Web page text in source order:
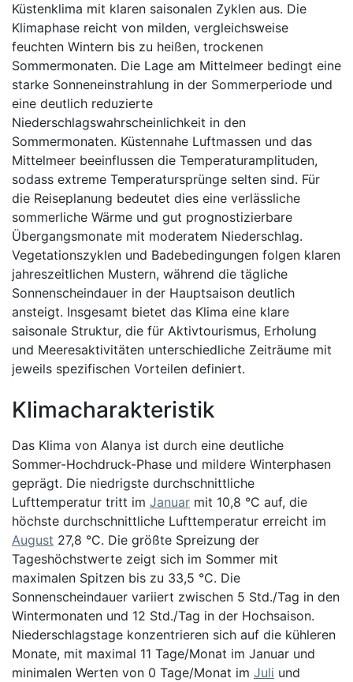
Küstenklima mit klaren saisonalen Zyklen aus. Die
Klimaphase reicht von milden, vergleichsweise
feuchten Wintern bis zu heißen, trockenen
Sommermonaten. Die Lage am Mittelmeer bedingt eine
starke Sonneneinstrahlung in der Sommerperiode und
eine deutlich reduzierte
Niederschlagswahrscheinlichkeit in den
Sommermonaten. Küstennahe Luftmassen und das
Mittelmeer beeinflussen die Temperaturamplituden,
sodass extreme Temperatursprünge selten sind. Für
die Reiseplanung bedeutet dies eine verlässliche
sommerliche Wärme und gut prognostizierbare
Übergangsmonate mit moderatem Niederschlag.
Vegetationszyklen und Badebedingungen folgen klaren
jahreszeitlichen Mustern, während die tägliche
Sonnenscheindauer in der Hauptsaison deutlich
ansteigt. Insgesamt bietet das Klima eine klare
saisonale Struktur, die für Aktivtourismus, Erholung
und Meeresaktivitäten unterschiedliche Zeiträume mit
jeweils spezifischen Vorteilen definiert.
Klimacharakteristik
Das Klima von Alanya ist durch eine deutliche
Sommer-Hochdruck-Phase und mildere Winterphasen
geprägt. Die niedrigste durchschnittliche
Lufttemperatur tritt im Januar mit 10,8 °C auf, die
höchste durchschnittliche Lufttemperatur erreicht im
August 27,8 °C. Die größte Spreizung der
Tageshöchstwerte zeigt sich im Sommer mit
maximalen Spitzen bis zu 33,5 °C. Die
Sonnenscheindauer variiert zwischen 5 Std./Tag in den
Wintermonaten und 12 Std./Tag in der Hochsaison.
Niederschlagstage konzentrieren sich auf die kühleren
Monate, mit maximal 11 Tage/Monat im Januar und
minimalen Werten von 0 Tage/Monat im Juli und